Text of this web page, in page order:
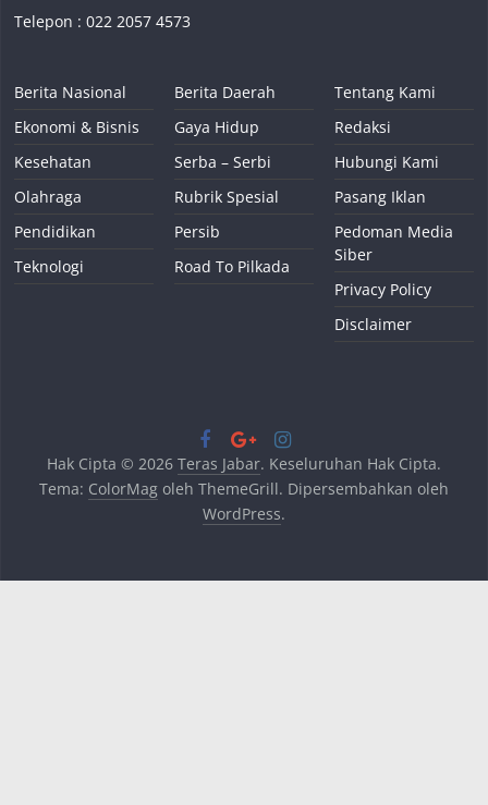
Telepon : 022 2057 4573
Berita Nasional
Ekonomi & Bisnis
Kesehatan
Olahraga
Pendidikan
Teknologi
Berita Daerah
Gaya Hidup
Serba – Serbi
Rubrik Spesial
Persib
Road To Pilkada
Tentang Kami
Redaksi
Hubungi Kami
Pasang Iklan
Pedoman Media
Siber
Privacy Policy
Disclaimer
Hak Cipta © 2026 Teras Jabar. Keseluruhan Hak Cipta.
Tema: ColorMagoleh ThemeGrill. Dipersembahkan oleh
WordPress.